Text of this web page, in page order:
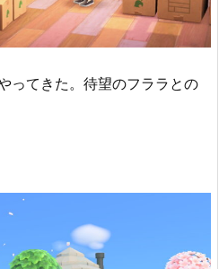
ってきた。待望のフララとの